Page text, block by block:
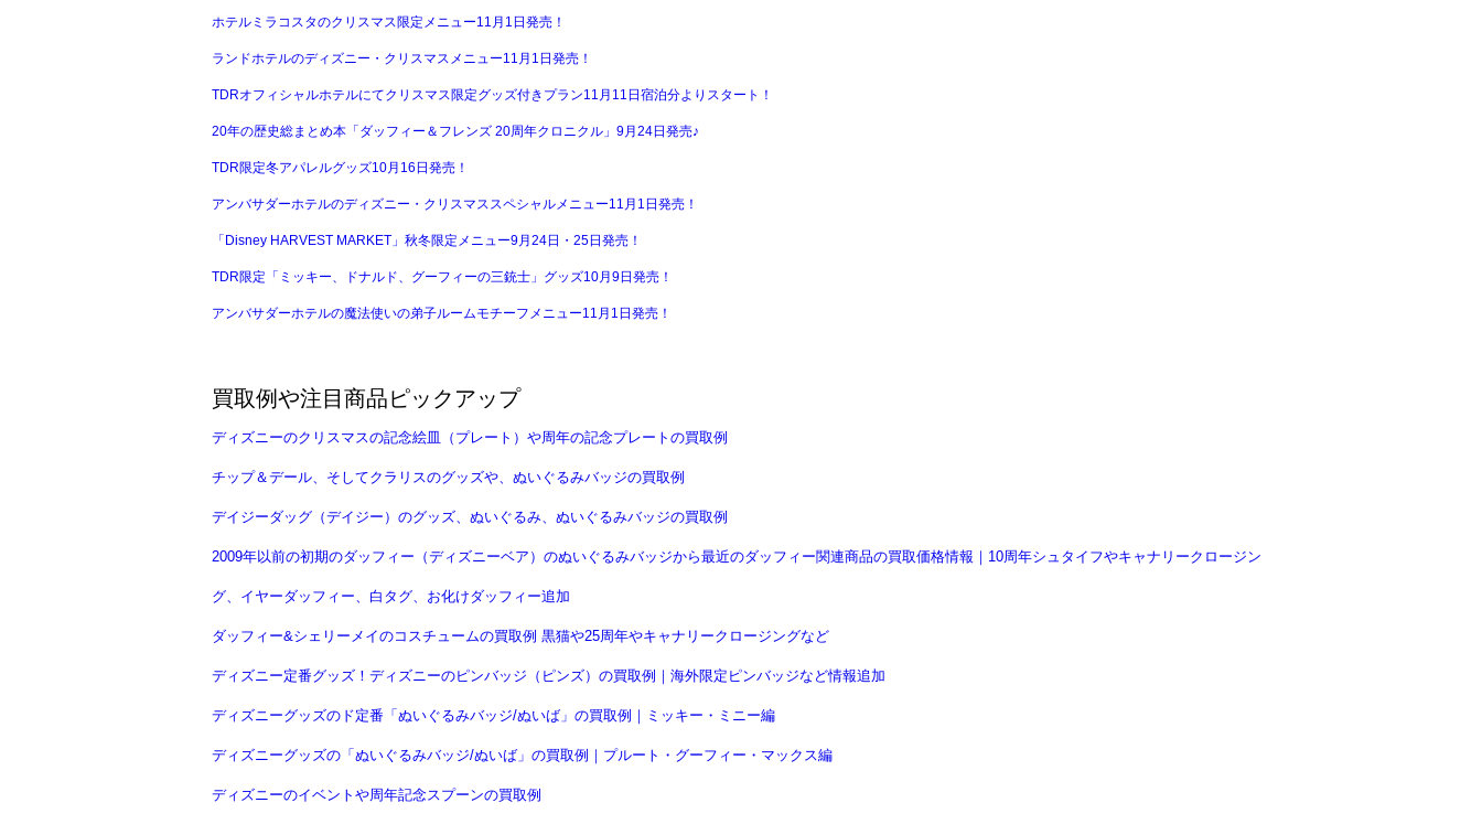
ホテルミラコスタのクリスマス限定メニュー11月1日発売！
ランドホテルのディズニー・クリスマスメニュー11月1日発売！
TDRオフィシャルホテルにてクリスマス限定グッズ付きプラン11月11日宿泊分よりスタート！
20年の歴史総まとめ本「ダッフィー＆フレンズ 20周年クロニクル」9月24日発売♪
TDR限定冬アパレルグッズ10月16日発売！
アンバサダーホテルのディズニー・クリスマススペシャルメニュー11月1日発売！
「Disney HARVEST MARKET」秋冬限定メニュー9月24日・25日発売！
TDR限定「ミッキー、ドナルド、グーフィーの三銃士」グッズ10月9日発売！
アンバサダーホテルの魔法使いの弟子ルームモチーフメニュー11月1日発売！
買取例や注目商品ピックアップ
ディズニーのクリスマスの記念絵皿（プレート）や周年の記念プレートの買取例
チップ＆デール、そしてクラリスのグッズや、ぬいぐるみバッジの買取例
デイジーダッグ（デイジー）のグッズ、ぬいぐるみ、ぬいぐるみバッジの買取例
2009年以前の初期のダッフィー（ディズニーベア）のぬいぐるみバッジから最近のダッフィー関連商品の買取価格情報｜10周年シュタイフやキャナリークロージン
グ、イヤーダッフィー、白タグ、お化けダッフィー追加
ダッフィー&シェリーメイのコスチュームの買取例 黒猫や25周年やキャナリークロージングなど
ディズニー定番グッズ！ディズニーのピンバッジ（ピンズ）の買取例｜海外限定ピンバッジなど情報追加
ディズニーグッズのド定番「ぬいぐるみバッジ/ぬいば」の買取例｜ミッキー・ミニー編
ディズニーグッズの「ぬいぐるみバッジ/ぬいば」の買取例｜プルート・グーフィー・マックス編
ディズニーのイベントや周年記念スプーンの買取例